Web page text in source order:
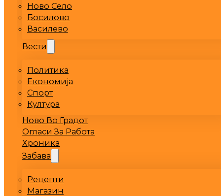
Ново Село
Босилово
Василево
Вести
Политика
Економија
Спорт
Култура
Ново Во Градот
Огласи За Работа
Хроника
Забава
Рецепти
Магазин